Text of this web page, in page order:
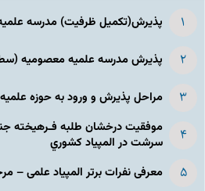
پذیرش(تکمیل ظرفیت) مدرسه
پذیرش مدرسه علمیه معصومیه‌
مراحل پذیرش و ورود به حوزه علمیه
موفقیت درخشان طلبه فـرهیخته
سرشت در المپياد كشوري
معرفی نفرات برتر المپیاد علمی –